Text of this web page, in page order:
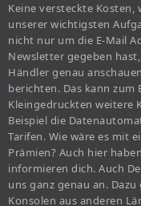
Keine versteckte
unserer wichtigsten
nicht nur um die E-Mail
Newsletter gegeben
Händler genau
berichten. Das kann zum
Kleingedruckten weitere
Beispiel die
Tarifen. Wie wäre es mit
Prämien? Auch hier
informieren dich. Auch
uns ganz genau an.
Konsolen aus anderen